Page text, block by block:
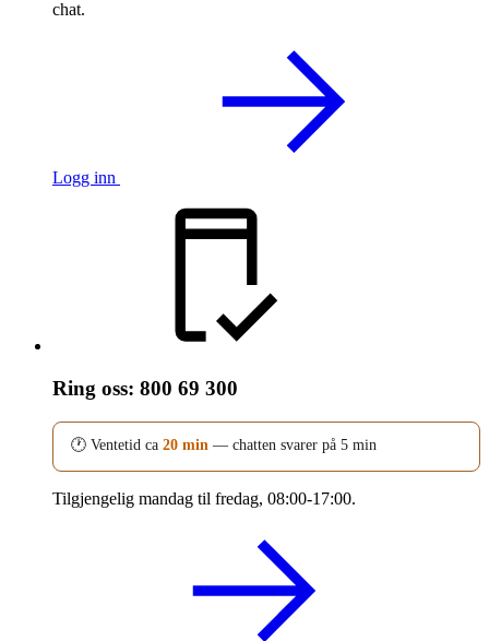
chat.
Logg inn
Ring oss: 800 69 300
🕐 Ventetid ca 20 min — chatten svarer på 5 min
Tilgjengelig mandag til fredag, 08:00-17:00.